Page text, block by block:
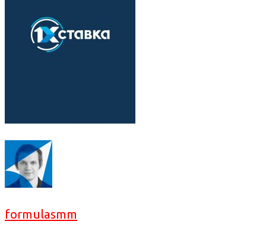
formulasmm